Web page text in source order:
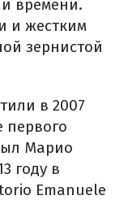
времени.
и жестким
зернистой
в 2007
первого
Марио
году в
Emanuele